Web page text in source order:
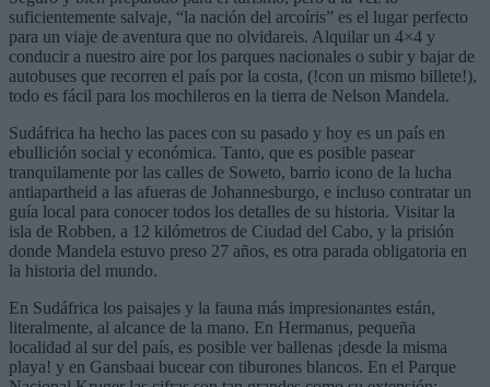
suficientemente salvaje, “la nación del arcoíris” es el lugar perfecto
para un viaje de aventura que no olvidareis. Alquilar un 4×4 y
conducir a nuestro aire por los parques nacionales o subir y bajar de
autobuses que recorren el país por la costa, (!con un mismo billete!),
todo es fácil para los mochileros en la tierra de Nelson Mandela.
Sudáfrica ha hecho las paces con su pasado y hoy es un país en
ebullición social y económica. Tanto, que es posible pasear
tranquilamente por las calles de Soweto, barrio icono de la lucha
antiapartheid a las afueras de Johannesburgo, e incluso contratar un
guía local para conocer todos los detalles de su historia. Visitar la
isla de Robben, a 12 kilómetros de Ciudad del Cabo, y la prisión
donde Mandela estuvo preso 27 años, es otra parada obligatoria en
la historia del mundo.
En Sudáfrica los paisajes y la fauna más impresionantes están,
literalmente, al alcance de la mano. En Hermanus, pequeña
localidad al sur del país, es posible ver ballenas ¡desde la misma
playa! y en Gansbaai bucear con tiburones blancos. En el Parque